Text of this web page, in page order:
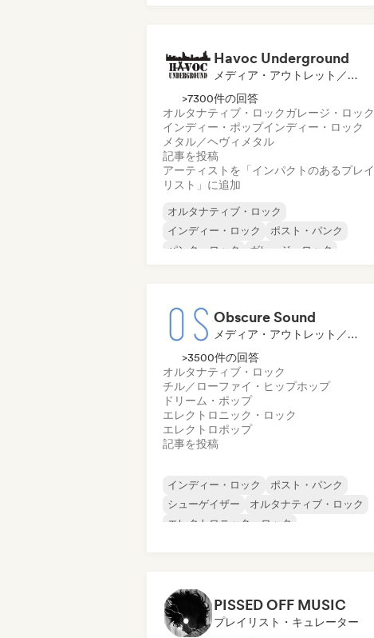
Havoc Underground
メディア・アウトレット／ジャーナリスト, プレイリスト・キュレーター
>7300件の回答
オルタナティブ・ロックガレージ・ロック
インディー・ポップインディー・ロック
メタル／ヘヴィメタル
記事を投稿
アーティストを「インパクトのあるプレイ
リスト」に追加
オルタナティブ・ロック
インディー・ロック
ポスト・パンク
パンク・ロック
ガレージ・ロック
Obscure Sound
メディア・アウトレット／ジャーナリスト
>3500件の回答
オルタナティブ・ロック
チル／ローファイ・ヒップホップ
ドリーム・ポップ
エレクトロニック・ロック
エレクトロポップ
記事を投稿
インディー・ロック
ポスト・パンク
シューゲイザー
オルタナティブ・ロック
エレクトロニック・ロック
PISSED OFF MUSIC
プレイリスト・キュレーター